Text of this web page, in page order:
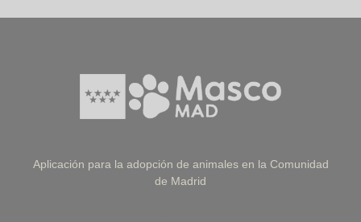
Aplicación para la adopción de animales en la Comunidad
de Madrid